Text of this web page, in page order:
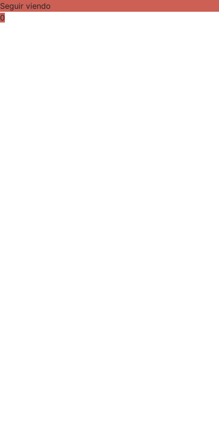
Seguir viendo
0